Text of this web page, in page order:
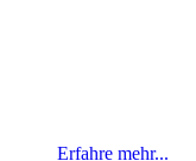
Erfahre mehr...